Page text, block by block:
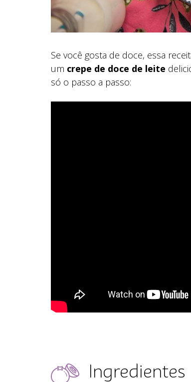
Se você gosta de doce, essa
um crepe de doce de leite
só o passo a passo:
Ingredientes